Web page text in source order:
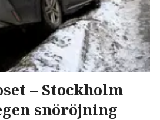
– Stockholm
snöröjning